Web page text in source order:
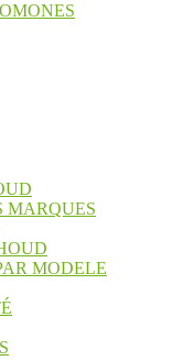
MARQUES
MODELE